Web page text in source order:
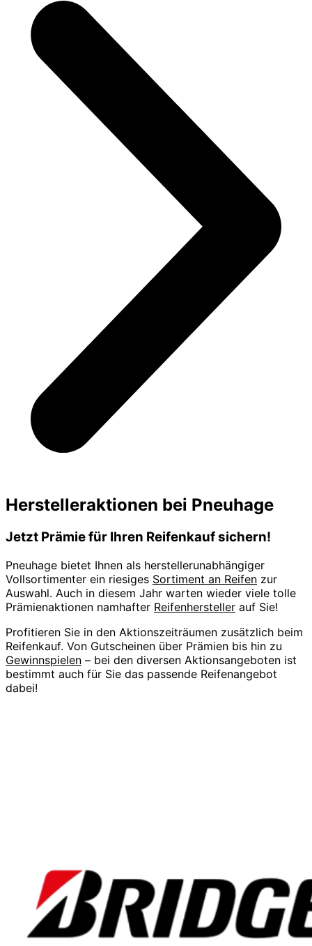
Herstelleraktionen bei Pneuhage
Jetzt Prämie für Ihren Reifenkauf sichern!
Pneuhage bietet Ihnen als herstellerunabhängiger
Vollsortimenter ein riesiges Sortiment an Reifen zur
Auswahl. Auch in diesem Jahr warten wieder viele tolle
Prämienaktionen namhafter Reifenhersteller auf Sie!
Profitieren Sie in den Aktionszeiträumen zusätzlich beim
Reifenkauf. Von Gutscheinen über Prämien bis hin zu
Gewinnspielen – bei den diversen Aktionsangeboten ist
bestimmt auch für Sie das passende Reifenangebot
dabei!